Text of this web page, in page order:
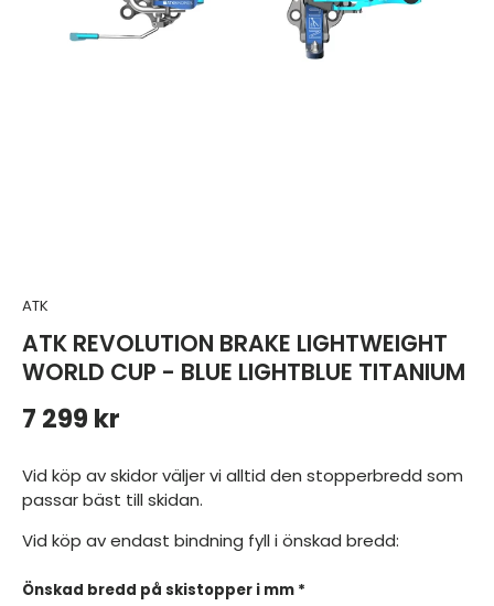
ATK
ATK REVOLUTION BRAKE LIGHTWEIGHT
WORLD CUP - BLUE LIGHTBLUE TITANIUM
Ordinarie pris
7 299 kr
Vid köp av skidor väljer vi alltid den stopperbredd som
passar bäst till skidan.
Vid köp av endast bindning fyll i önskad bredd:
Önskad bredd på skistopper i mm